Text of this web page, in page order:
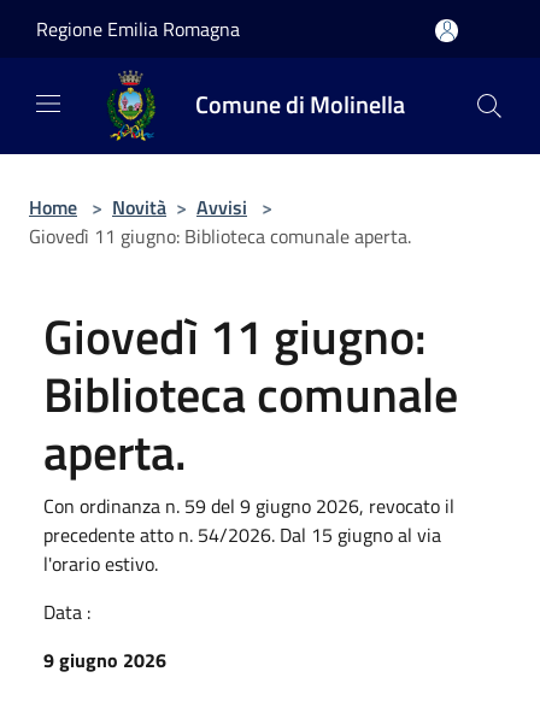
Regione Emilia Romagna
Comune di Molinella
Home > Novità > Avvisi >
Giovedì 11 giugno: Biblioteca comunale aperta.
Giovedì 11 giugno:
Biblioteca comunale
aperta.
Con ordinanza n. 59 del 9 giugno 2026, revocato il
precedente atto n. 54/2026. Dal 15 giugno al via
l'orario estivo.
Data :
9 giugno 2026